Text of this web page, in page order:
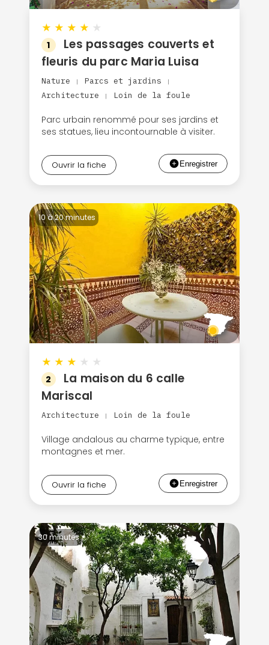
★ ★ ★ ★ ★
1
Les passages couverts et
fleuris du parc Maria Luisa
Nature | Parcs et jardins |
Architecture | Loin de la foule
Parc urbain renommé pour ses jardins et
ses statues, lieu incontournable à visiter.
Ouvrir la fiche
10 à 20 minutes
★ ★ ★ ★ ★
2
La maison du 6 calle
Mariscal
Architecture | Loin de la foule
Village andalous au charme typique, entre
montagnes et mer.
Ouvrir la fiche
30 minutes